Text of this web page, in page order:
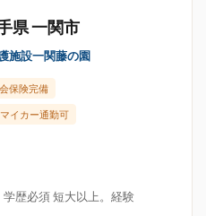
県 一関市
施設一関藤の園
保険完備
イカー通勤可
歴必須 短大以上。経験